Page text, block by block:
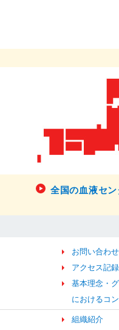
全国の血液セン
お問い合わせ
アクセス記
基本理念・
におけるコ
組織紹介